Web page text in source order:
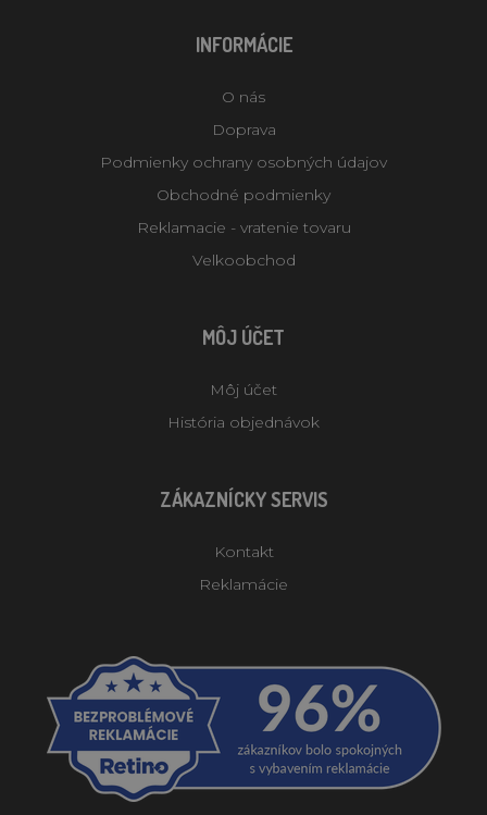
INFORMÁCIE
O nás
Doprava
Podmienky ochrany osobných údajov
Obchodné podmienky
Reklamacie - vratenie tovaru
Velkoobchod
MÔJ ÚČET
Môj účet
História objednávok
ZÁKAZNÍCKY SERVIS
Kontakt
Reklamácie